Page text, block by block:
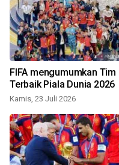
FIFA mengumumkan Tim
Terbaik Piala Dunia 2026
Kamis, 23 Juli 2026